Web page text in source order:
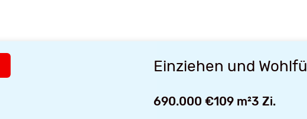
Einziehen und
690.000 €109 m²3 Zi.